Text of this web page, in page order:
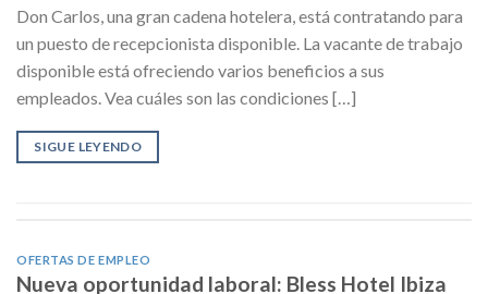
Don Carlos, una gran cadena hotelera, está contratando para
un puesto de recepcionista disponible. La vacante de trabajo
disponible está ofreciendo varios beneficios a sus
empleados. Vea cuáles son las condiciones […]
SIGUE LEYENDO
OFERTAS DE EMPLEO
Nueva oportunidad laboral: Bless Hotel Ibiza